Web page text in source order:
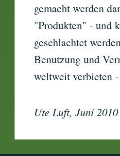
gemacht werden
"Produkten" - und
geschlachtet
Benutzung und
weltweit verbieten
Ute Luft, Juni 2010